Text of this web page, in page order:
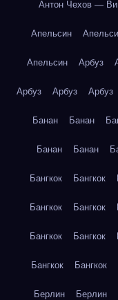
Антон Чехов —
Апельсин
Апельсин Арбуз
Арбуз Арбуз Арбуз
Банан Банан
Банан Банан
Бангкок Бангкок
Бангкок Бангкок
Бангкок Бангкок
Бангкок Бангкок
Берлин Берлин